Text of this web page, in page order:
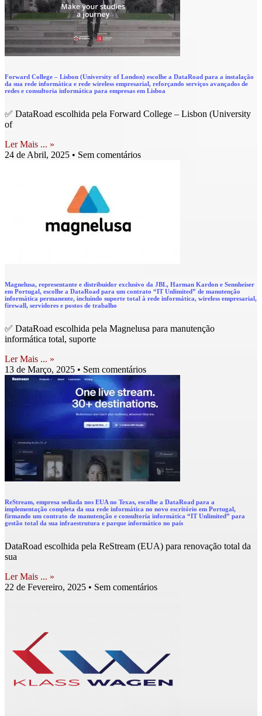
Forward College – Lisbon (University of London) escolhe a DataRoad para a instalação
da sua rede informática e rede wireless empresarial, reforçando serviços avançados de
redes e consultoria informática para empresas em Lisboa
✅ DataRoad escolhida pela Forward College – Lisbon (University
of
Ler Mais ... »
24 de Abril, 2025
Sem comentários
Magnelusa, representante e distribuidor exclusivo da JBL, Harman Kardon e Sennheiser
em Portugal, escolhe a DataRoad para um contrato “IT Unlimited” de manutenção
informática permanente, incluindo suporte total à rede informática, wireless empresarial,
firewall, servidores e postos de trabalho
✅ DataRoad escolhida pela Magnelusa para manutenção
informática total, suporte
Ler Mais ... »
13 de Março, 2025
Sem comentários
ReStream, empresa sediada nos EUA no Texas, escolhe a DataRoad para a
implementação completa da sua rede informática no novo escritório em Portugal,
firmando um contrato de manutenção e consultoria informática “IT Unlimited” para
gestão total da sua infraestrutura e parque informático no país
DataRoad escolhida pela ReStream (EUA) para renovação total da
sua
Ler Mais ... »
22 de Fevereiro, 2025
Sem comentários